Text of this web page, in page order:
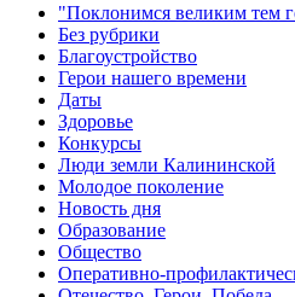
"Поклонимся великим тем
Без рубрики
Благоустройство
Герои нашего времени
Даты
Здоровье
Конкурсы
Люди земли Калининской
Молодое поколение
Новость дня
Образование
Общество
Оперативно-